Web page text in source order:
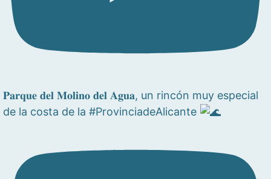
𝐏𝐚𝐫𝐪𝐮𝐞 𝐝𝐞𝐥 𝐌𝐨𝐥𝐢𝐧𝐨 𝐝𝐞𝐥 𝐀𝐠𝐮𝐚, un rincón muy especial
de la costa de la #ProvinciadeAlicante